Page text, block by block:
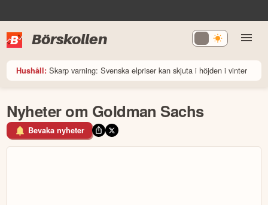
Börskollen
Hushåll: Skarp varning: Svenska elpriser kan skjuta i höjden i vinter
Nyheter om Goldman Sachs
Bevaka nyheter